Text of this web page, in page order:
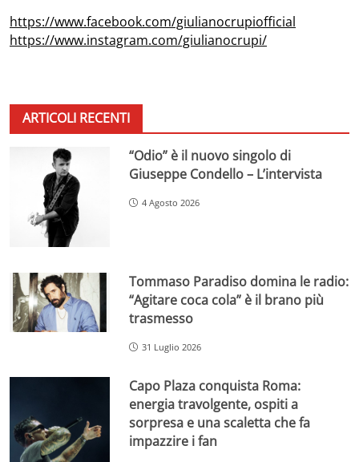
https://www.facebook.com/giulianocrupiofficial
https://www.instagram.com/giulianocrupi/
ARTICOLI RECENTI
“Odio” è il nuovo singolo di
Giuseppe Condello – L’intervista
4 Agosto 2026
Tommaso Paradiso domina le radio:
“Agitare coca cola” è il brano più
trasmesso
31 Luglio 2026
Capo Plaza conquista Roma:
energia travolgente, ospiti a
sorpresa e una scaletta che fa
impazzire i fan